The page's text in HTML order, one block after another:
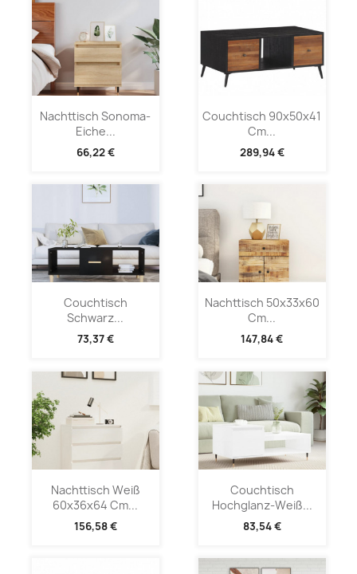
Nachttisch Sonoma-
Eiche...
66,22 €
Couchtisch 90x50x41
Cm...
289,94 €
Couchtisch
Schwarz...
73,37 €
Nachttisch 50x33x60
Cm...
147,84 €
Nachttisch Weiß
60x36x64 Cm...
156,58 €
Couchtisch
Hochglanz-Weiß...
83,54 €